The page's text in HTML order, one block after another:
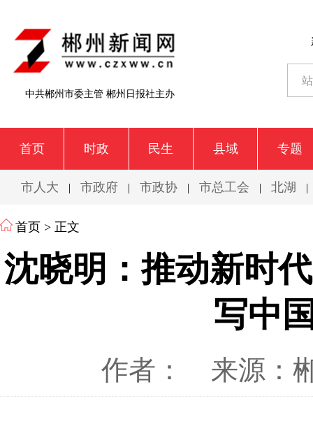
中共郴州市委主管 郴州日报社主办
首页 时政 民生 县域 专题
市人大 | 市政府 | 市政协 | 市总工会 | 北湖 |
首页 > 正文
沈晓明：推动新时
写中
作者： 来源：